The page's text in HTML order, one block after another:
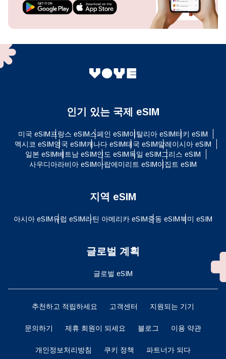
인기 있는 국제 eSIM
미국 eSIM프랑스 eSIM스페인 eSIM이탈리아 eSIM터키 eSIM
멕시코 eSIM영국 eSIM캐나다 eSIM태국 eSIM말레이시아 eSIM
일본 eSIM베트남 eSIM인도 eSIM독일 eSIM그리스 eSIM
사우디아라비아 eSIM아랍에미리트 eSIM이집트 eSIM
지역 eSIM
아시아 eSIM유럽 ​​eSIM라틴 아메리카 eSIM중동 eSIM북미 eSIM
글로벌 계획
글로벌 eSIM
추천하고 적립하세요 고객센터 지원되는 기기
문의하기 제휴 회원이 되세요 블로그 이용 약관
개인정보처리방침 쿠키 정책 파트너가 되다